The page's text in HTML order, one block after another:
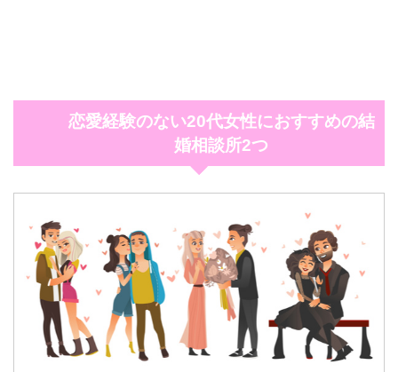
恋愛経験のない20代女性におすすめの結
婚相談所2つ